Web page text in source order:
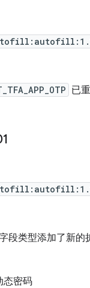
已
段类型添加了新的
态密码